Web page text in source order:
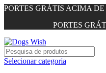
PORTES GRÁTIS ACIMA DE
PORTES
Selecionar categoria